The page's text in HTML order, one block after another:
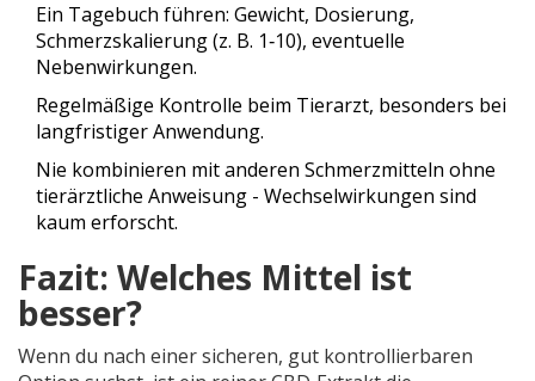
Ein Tagebuch führen: Gewicht, Dosierung,
Schmerzskalierung (z. B. 1‑10), eventuelle
Nebenwirkungen.
Regelmäßige Kontrolle beim Tierarzt, besonders bei
langfristiger Anwendung.
Nie kombinieren mit anderen Schmerzmitteln ohne
tierärztliche Anweisung - Wechselwirkungen sind
kaum erforscht.
Fazit: Welches Mittel ist
besser?
Wenn du nach einer sicheren, gut kontrollierbaren